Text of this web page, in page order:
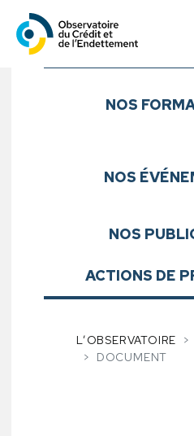
Observatoire
Sous-menu
NOS
NOS
NOS
ACTIONS DE
L’OBSERVATOIRE
DOCUMENT